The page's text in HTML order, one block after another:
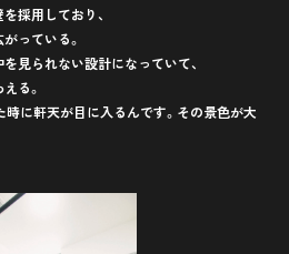
採用しており、
っている。
見られない設計になっていて、
る。
時に軒天が目に入るんです。その景色が大